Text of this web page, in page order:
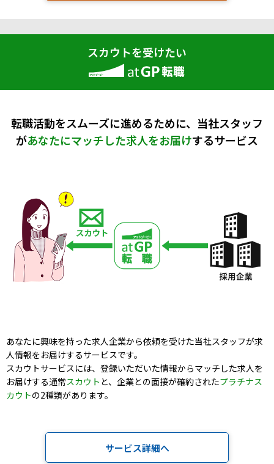
スカウトを受けたい
転職活動をスムーズに進めるために、当社スタッフ
があなたにマッチした求人をお届けするサービス
あなたに興味を持った求人企業から依頼を受けた当社スタッフが求
人情報をお届けするサービスです。
スカウトサービスには、登録いただいた情報からマッチした求人を
お届けする通常スカウト と、企業との面接が確約されたプラチナス
カウトの2種類があります。
サービス詳細へ